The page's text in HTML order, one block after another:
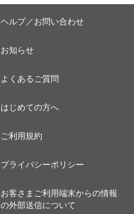
ヘルプ／お問い合わせ
お知らせ
よくあるご質問
はじめての方へ
ご利用規約
プライバシーポリシー
お客さまご利用端末からの情報
の外部送信について